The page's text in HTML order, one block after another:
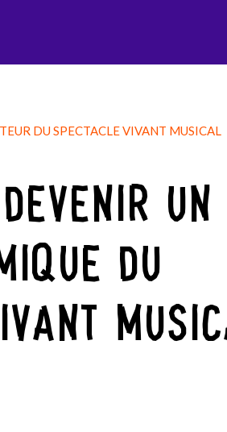
DU SPECTACLE VIVANT MUSICAL
UN
DU